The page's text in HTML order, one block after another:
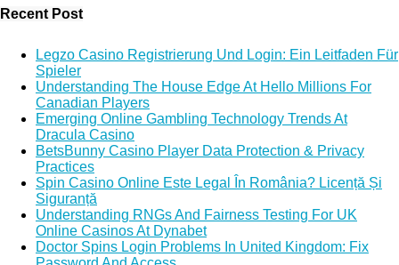
Recent Post
Legzo Casino Registrierung Und Login: Ein Leitfaden Für
Spieler
Understanding The House Edge At Hello Millions For
Canadian Players
Emerging Online Gambling Technology Trends At
Dracula Casino
BetsBunny Casino Player Data Protection & Privacy
Practices
Spin Casino Online Este Legal În România? Licență Și
Siguranță
Understanding RNGs And Fairness Testing For UK
Online Casinos At Dynabet
Doctor Spins Login Problems In United Kingdom: Fix